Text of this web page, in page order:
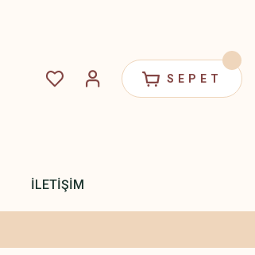
SEPET
İLETİŞİM